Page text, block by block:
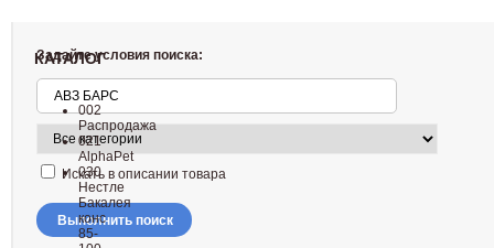
КАТАЛОГ
002
Распродажа
021
AlphaPet
030
Нестле
Бакалея
конc
85-
Задайте условия поиска:
Искать в описании товара
Выполнить поиск